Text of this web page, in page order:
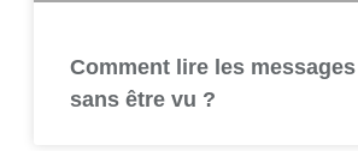
Comment lire les
sans être vu ?